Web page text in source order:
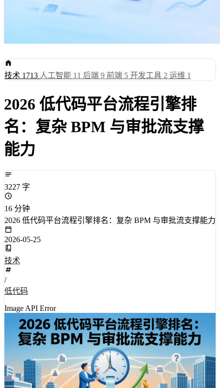
技术 1713 人工智能 11 后端 9 前端 5 开发工具 2 运维 1
2026 低代码平台流程引擎排
名：复杂 BPM 与审批流支撑
能力
3227 字
16 分钟
2026 低代码平台流程引擎排名：复杂 BPM 与审批流支撑能力
2026-05-25
技术
/
低代码
Image API Error